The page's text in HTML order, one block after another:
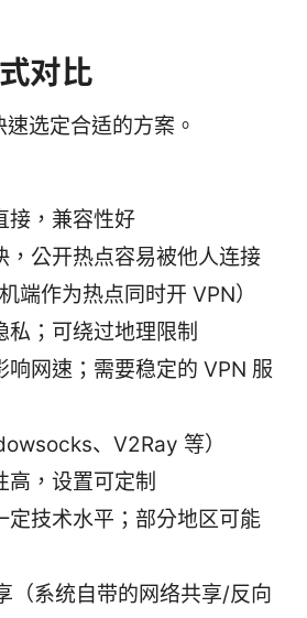
对比
选定合适的方案。
接，兼容性好
，公开热点容易被他人连接
端作为热点同时开 VPN）
私；可绕过地理限制
响网速；需要稳定的 VPN 服
、V2Ray 等）
高，设置可定制
定技术水平；部分地区可能
（系统自带的网络共享/反向